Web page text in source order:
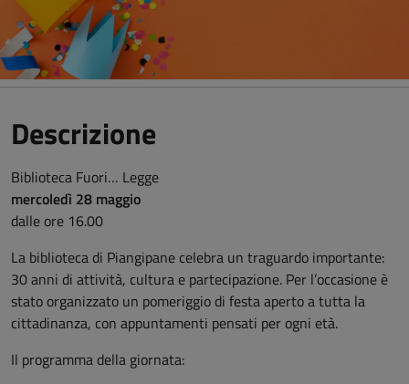
Descrizione
Biblioteca Fuori… Legge
mercoledì 28 maggio
dalle ore 16.00
La biblioteca di Piangipane celebra un traguardo importante:
30 anni di attività, cultura e partecipazione. Per l’occasione è
stato organizzato un pomeriggio di festa aperto a tutta la
cittadinanza, con appuntamenti pensati per ogni età.
Il programma della giornata: